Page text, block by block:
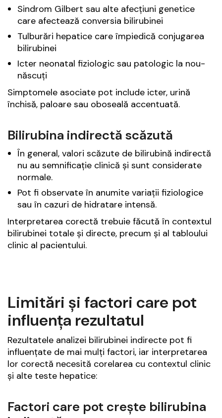
Sindrom Gilbert sau alte afecțiuni genetice
care afectează conversia bilirubinei
Tulburări hepatice care împiedică conjugarea
bilirubinei
Icter neonatal fiziologic sau patologic la nou-
născuți
Simptomele asociate pot include icter, urină
închisă, paloare sau oboseală accentuată.
Bilirubina indirectă scăzută
În general, valori scăzute de bilirubină indirectă
nu au semnificație clinică și sunt considerate
normale.
Pot fi observate în anumite variații fiziologice
sau în cazuri de hidratare intensă.
Interpretarea corectă trebuie făcută în contextul
bilirubinei totale și directe, precum și al tabloului
clinic al pacientului.
Limitări și factori care pot
influența rezultatul
Rezultatele analizei bilirubinei indirecte pot fi
influențate de mai mulți factori, iar interpretarea
lor corectă necesită corelarea cu contextul clinic
și alte teste hepatice:
Factori care pot crește bilirubina